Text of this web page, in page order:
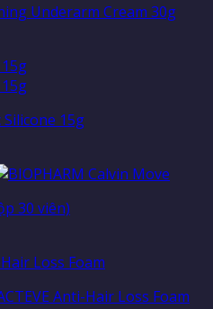
Underarm Cream 30g
15g
30 viên)
Anti-Hair Loss Foam